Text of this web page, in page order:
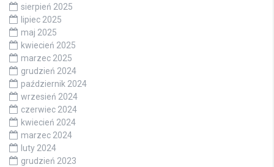
sierpień 2025
lipiec 2025
maj 2025
kwiecień 2025
marzec 2025
grudzień 2024
październik 2024
wrzesień 2024
czerwiec 2024
kwiecień 2024
marzec 2024
luty 2024
grudzień 2023